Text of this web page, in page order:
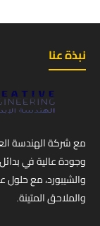
نبذة عنا
مع شركة الهندسة
وجودة عالية في
والشيبورد، مع حلول
والملاحق المتينة.